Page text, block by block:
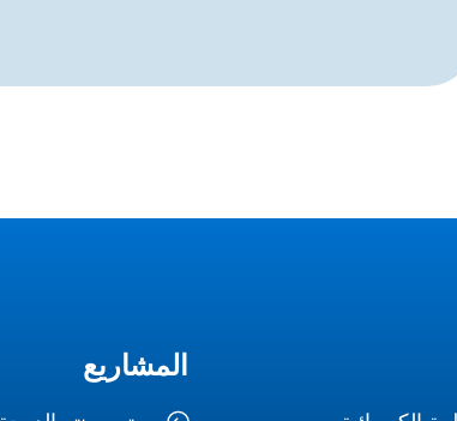
المشاريع